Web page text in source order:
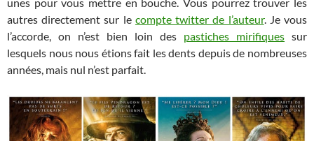
autres directement sur le compte twitter de l’auteur. Je vous
l’accorde, on n’est bien loin des pastiches mirifiques sur
lesquels nous nous étions fait les dents depuis de nombreuses
années, mais nul n’est parfait.